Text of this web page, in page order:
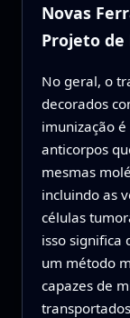
Novas
Projeto de
No geral, o
decorados
imunização
anticorpos
mesmas
incluindo as
células
isso significa
um método
capazes de